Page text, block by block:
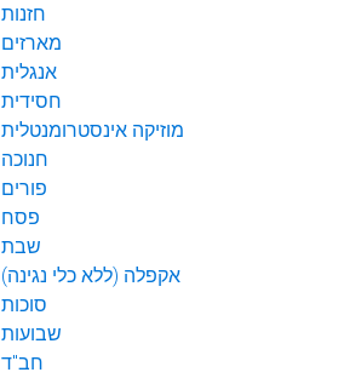
חזנות
מארזים
אנגלית
חסידית
מוזיקה אינסטרומנטלית
חנוכה
פורים
פסח
שבת
אקפלה (ללא כלי נגינה)
סוכות
שבועות
חב"ד